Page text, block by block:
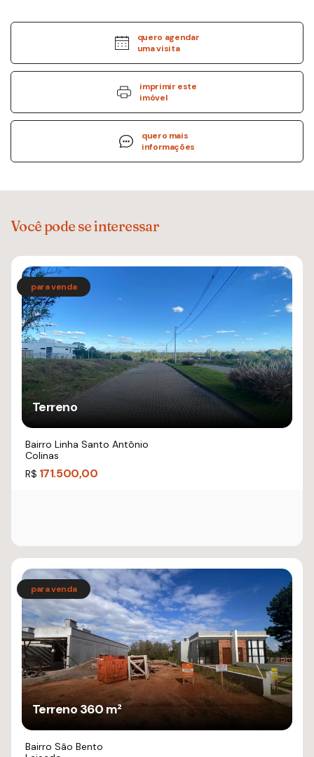
quero agendar
uma visita
imprimir este
imóvel
quero mais
informações
Você pode se interessar
Terreno
Bairro Linha Santo Antônio
Colinas
R$ 171.500,00
Terreno 360 m²
Bairro São Bento